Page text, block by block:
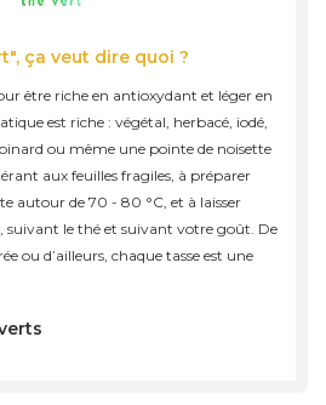
ça veut dire quoi ?
être riche en antioxydant et léger en
est riche : végétal, herbacé, iodé,
ou même une pointe de noisette
aux feuilles fragiles, à préparer
autour de 70 - 80 °C, et à laisser
suivant le thé et suivant votre goût. De
ou d’ailleurs, chaque tasse est une